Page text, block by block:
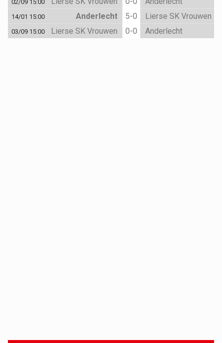
02/09 15:00
14/01 15:00 Anderlecht 5-0 Lierse SK Vrouwen
03/09 15:00 Lierse SK Vrouwen 0-0 Anderlecht